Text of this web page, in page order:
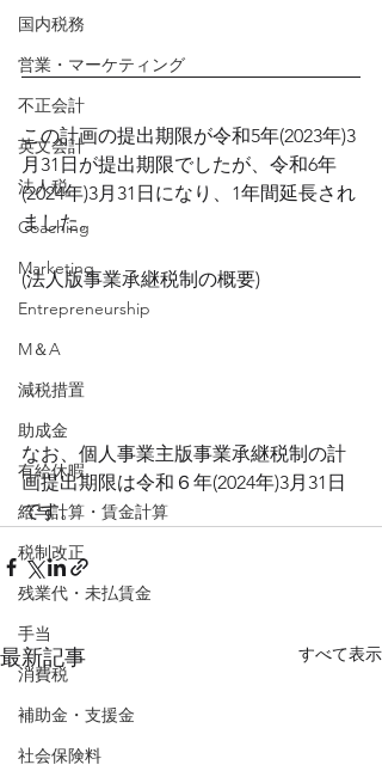
国内税務
営業・マーケティング
不正会計
英文会計
法人税
Coaching
Marketing
Entrepreneurship
M＆A
減税措置
助成金
有給休暇
給与計算・賃金計算
税制改正
残業代・未払賃金
手当
消費税
補助金・支援金
社会保険料
この計画の提出期限が令和5年(2023年)3
月31日が提出期限でしたが、令和6年
(2024年)3月31日になり、1年間延長され
ました。
(法人版事業承継税制の概要)
なお、個人事業主版事業承継税制の計
画提出期限は令和６年(2024年)3月31日
です。
最新記事 すべて表示